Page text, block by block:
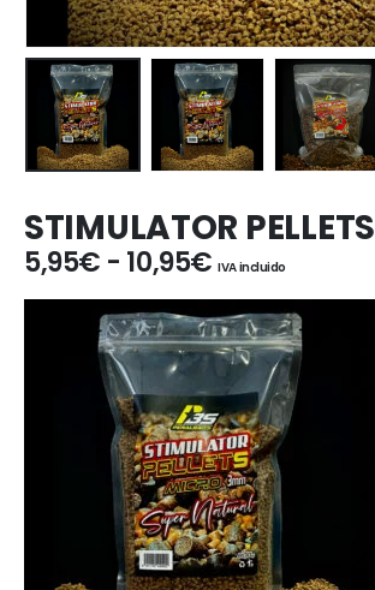
STIMULATOR PELLETS
5,95€ - 10,95€Rango
precios:
desde
5,95€
hasta
10,95€
IVA incluido